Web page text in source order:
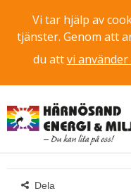
Vi tar hjälp av
tjänster. Genom att
du attvi använder
Dela